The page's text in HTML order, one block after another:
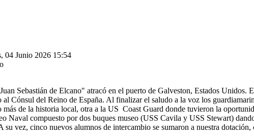
Jornadas Cívico-Militares
Y UN CONCIERTO BENÉFICO PRO-
DE LORCA PROTAGONIZARÁN EL
DURANTE EL...
Sebastián de Elcano
2010
nació en Guetaria, en la actual provincia de Guipúzcoa,
del Buque
2010
Escuela "Juan Sebastián de Elcano" Descripcion del
ASTILLEROS: ECHEVARRIETA Y
Read More...
Viernes, 11
La Armada
que irán a los
"ELCANO"
DENTRO
04 Junio 2026 15:54
Sebastián de Elcano" atracó en el puerto de Galveston, Estados Unidos.
al Cónsul del Reino de España. Al finalizar el saludo a la voz los
de la historia local, otra a la US Coast Guard donde tuvieron la
Naval compuesto por dos buques museo (USS Cavila y USS Stewart)
su vez, cinco nuevos alumnos de intercambio se sumaron a nuestra